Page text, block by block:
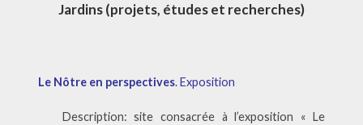
Jardins (projets, études et recherches)
Le Nôtre en perspectives. Exposition
Description: site consacrée à l’exposition « Le